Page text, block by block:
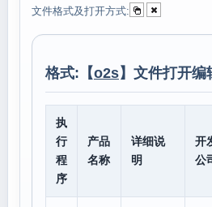
文件格式及打开方式:
格式:【o2s】文件打开编
执
行
程
序
产品
名称
详细说
明
开
公